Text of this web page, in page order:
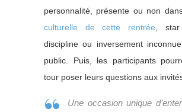
personnalité, présente ou non
culturelle de cette rentrée ,
discipline ou inversement
public. Puis, les participants
tour poser leurs questions aux
Une occasion unique